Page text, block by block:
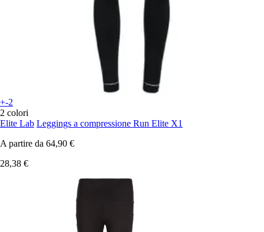
+-2
2 colori
Elite Lab Leggings a compressione Run Elite X1
A partire da 64,90 €
28,38 €